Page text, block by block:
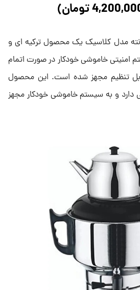
لیتری آلدنته مدل کلاسیک یک محصول ترکیه ای و
امنیتی خاموشی خودکار در صورت اتمام
تنظیم مجهز شده است. این محصول
دارد و به سیستم خاموشی خودکار مجهز